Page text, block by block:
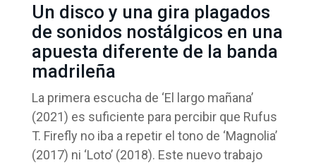
Un disco y una gira plagados
de sonidos nostálgicos en una
apuesta diferente de la banda
madrileña
La primera escucha de ‘El largo mañana’
(2021) es suficiente para percibir que Rufus
T. Firefly no iba a repetir el tono de ‘Magnolia’
(2017) ni ‘Loto’ (2018). Este nuevo trabajo